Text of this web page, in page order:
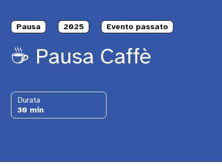
Pausa 2025 Evento passato
☕️ Pausa Caffè
Durata
30 min